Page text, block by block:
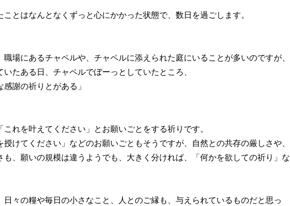
とはなんとなくずっと心にかかった状態で、数日を過ごします。
場にあるチャペルや、チャペルに添えられた庭にいることが多いのですが、
たある日、チャペルでぼーっとしていたところ、
謝の祈りとがある」
これを叶えてください」とお願いごとをする祈りです。
授けてください」などのお願いごともそうですが、自然との共存の厳しさや、
、願いの規模は違うようでも、大きく分ければ、「何かを欲しての祈り」な
々の糧や毎日の小さなこと、人とのご縁も、与えられているものだと思っ